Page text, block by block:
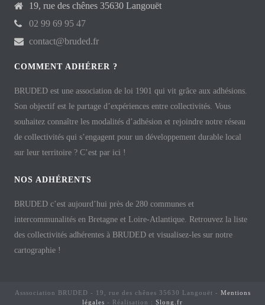
19, rue des chênes 35630 Langouët
02 99 69 95 47
contact@bruded.fr
COMMENT ADHÉRER ?
BRUDED est une association de loi 1901 qui vit grâce aux adhésions.
Son objectif est le partage d’expériences entre collectivités. Vous
souhaitez connaître les modalités d’adhésion et rejoindre notre réseau
de collectivités qui s’engagent pour un développement durable local
sur leur territoire ? C’est par ici !
NOS ADHÉRENTS
BRUDED c’est aujourd’hui près de 280 communes et
intercommunalités en Bretagne et Loire-Atlantique. Retrouvez la liste
des collectivités adhérentes à BRUDED et visualisez-les sur notre
cartographie !
Asssociation BRUDED - 19, rue des chênes 35630 Langouët - Mentions
légales - Réalisation : Slong.fr